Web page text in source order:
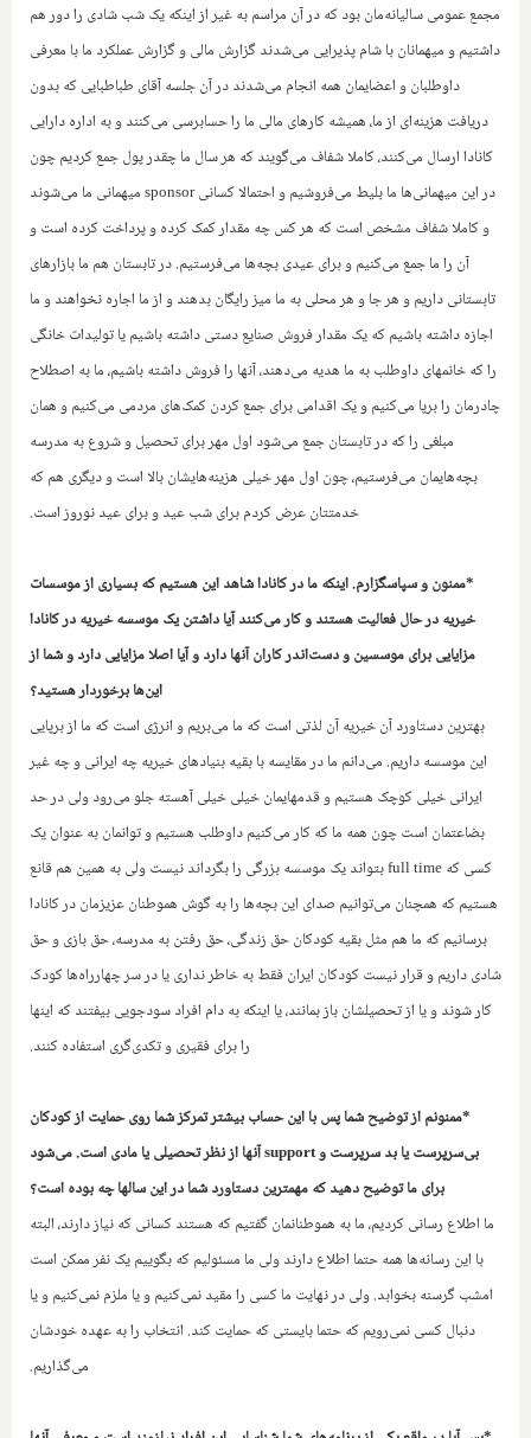
مجمع عمومی سالیانه‌مان بود که در آن مراسم به غیر از اینکه یک شب شادی را دور هم
داشتیم و میهمانان با شام پذیرایی می‌شدند گزارش مالی و گزارش عملکرد ما با معرفی
داوطلبان و اعضایمان همه انجام می‌شدند در آن جلسه آقای طباطبایی که بدون
دریافت هزینه‌ای از ما، همیشه کارهای مالی ما را حسابرسی می‌کنند و به اداره دارایی
کانادا ارسال می‌کنند، کاملا شفاف می‌گویند که هر سال ما چقدر پول جمع کردیم چون
در این میهمانی‌ها ما بلیط می‌فروشیم و احتمالا کسانیsponsorمیهمانی ما می‌شوند
و کاملا شفاف مشخص است که هر کس چه مقدار کمک کرده‌ و پرداخت کرده است و
آن را ما جمع می‌کنیم و برای عیدی بچه‌ها می‌فرستیم. در تابستان هم ما بازارهای
تابستانی داریم و هر جا و هر محلی به ما میز رایگان بدهند و از ما اجاره نخواهند و ما
اجازه داشته باشیم که یک مقدار فروش صنایع دستی داشته باشیم یا تولیدات خانگی
را که خانمهای داوطلب به ما هدیه می‌دهند، آنها را فروش داشته باشیم، ما به اصطلاح
چادرمان را برپا می‌کنیم و یک اقدامی برای جمع کردن کمک‌های مردمی می‌کنیم و همان
مبلغی را که در تابستان‌‌ جمع می‌شود اول مهر برای تحصیل و شروع به مدرسه
بچه‌هایمان می‌فرستیم، چون اول مهر خیلی هزینه‌هایشان بالا است و دیگری هم که
خدمتتان عرض کردم برای شب عید و برای عید نوروز است.
*ممنون و سپاسگزارم. اینکه ما در کانادا شاهد این هستیم که بسیاری از موسسات
خیریه در حال فعالیت هستند و کار می‌کنند آیا داشتن یک موسسه خیریه در کانادا
مزایایی برای موسسین و دست‌اندر کاران آنها دارد ‌و آیا اصلا مزایایی دارد و شما از
این‌ها برخوردار هستید؟
بهترین دستاورد آن خیریه آن لذتی است که ما می‌بریم و انرژی است که ما از برپایی
این موسسه داریم. می‌دانم ما در مقایسه با ‌بقیه بنیادهای خیریه چه ایرانی و چه غیر
ایرانی خیلی کوچک هستیم و قدمهایمان خیلی خیلی آهسته جلو می‌رود ولی در حد
بضاعتمان است چون همه ما که کار می‌کنیم داوطلب هستیم و توانمان به عنوان یک
کسی کهfull timeبتواند یک موسسه بزرگی را بگرداند نیست ولی به همین هم قانع
هستیم که همچنان می‌توانیم صدای این بچه‌ها را به گوش هموطنان عزیزمان در کانادا
برسانیم که ما هم مثل بقیه کودکان حق زندگی، حق رفتن به مدرسه، حق بازی و حق
شادی داریم و قرار نیست کودکان ایران فقط به خاطر نداری یا در سر چهارراه‌ها کودک
کار شوند و یا از تحصیلشان باز بمانند، یا اینکه به دام افراد سودجویی بیفتند که اینها
را برای فقیری و تکدی‌گری استفاده کنند.‌
*ممنونم از توضیح شما پس با این حساب بیشتر تمرکز شما روی حمایت از کودکان
بی‌سرپرست یا بد سرپرست وsupportآ‌نها از نظر تحصیلی یا مادی است. می‌شود
برای ما توضیح دهید که مهمترین دستاورد شما در این سالها چه بوده است؟
ما اطلاع رسانی کردیم، ما به هموطنانمان گفتیم که هستند کسانی که نیاز دارند، البته
با این رسانه‌ها همه حتما اطلاع دارند ولی ما مسئولیم که بگوییم یک نفر ممکن است
امشب گرسنه بخوابد. ولی در نهایت ما کسی را مقید نمی‌کنیم و یا ملزم نمی‌کنیم و یا
دنبال کسی نمی‌رویم که حتما بایستی که حمایت کند. انتخاب را به عهده خودشان
می‌گذاریم‌.